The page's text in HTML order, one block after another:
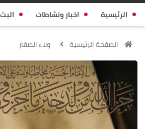
الرئيسية اخبار ونشاطات
الصفحة الرئيسية ولاء الصفار